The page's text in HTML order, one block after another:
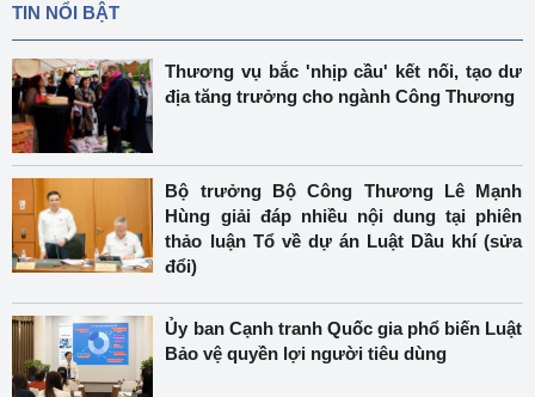
TIN NỔI BẬT
Thương vụ bắc 'nhịp cầu' kết nối, tạo dư
địa tăng trưởng cho ngành Công Thương
Bộ trưởng Bộ Công Thương Lê Mạnh
Hùng giải đáp nhiều nội dung tại phiên
thảo luận Tổ về dự án Luật Dầu khí (sửa
đổi)
Ủy ban Cạnh tranh Quốc gia phổ biến Luật
Bảo vệ quyền lợi người tiêu dùng